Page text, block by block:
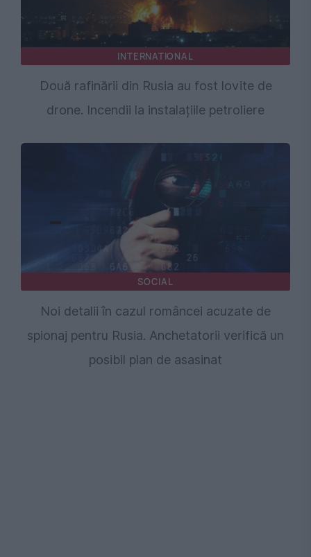
INTERNATIONAL
Două rafinării din Rusia au fost lovite de
drone. Incendii la instalațiile petroliere
SOCIAL
Noi detalii în cazul româncei acuzate de
spionaj pentru Rusia. Anchetatorii verifică un
posibil plan de asasinat